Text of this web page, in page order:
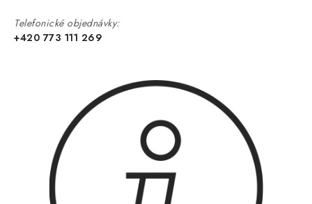
Telefonické objednávky:
+420 773 111 269